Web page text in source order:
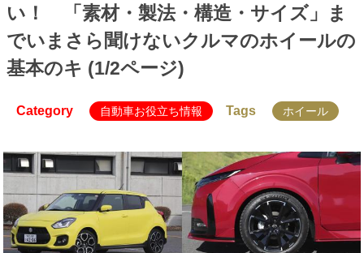
い！ 「素材・製法・構造・サイズ」ま
でいまさら聞けないクルマのホイールの
基本のキ (1/2ページ)
Category 自動車お役立ち情報 Tags ホイール